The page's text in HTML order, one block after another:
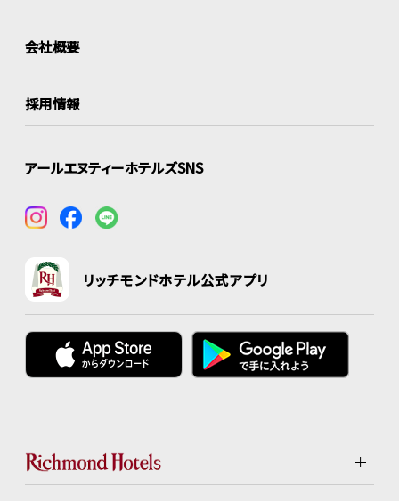
会社概要
採用情報
アールエヌティーホテルズSNS
リッチモンドホテル公式アプリ